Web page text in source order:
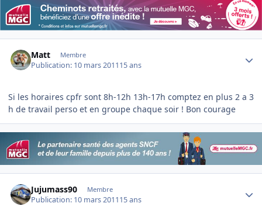
Matt Membre
Publication: 10 mars 201115 ans
Si les horaires cpfr sont 8h-12h 13h-17h comptez en plus 2 a 3
h de travail perso et en groupe chaque soir ! Bon courage
Jujumass90 Membre
Publication: 10 mars 201115 ans